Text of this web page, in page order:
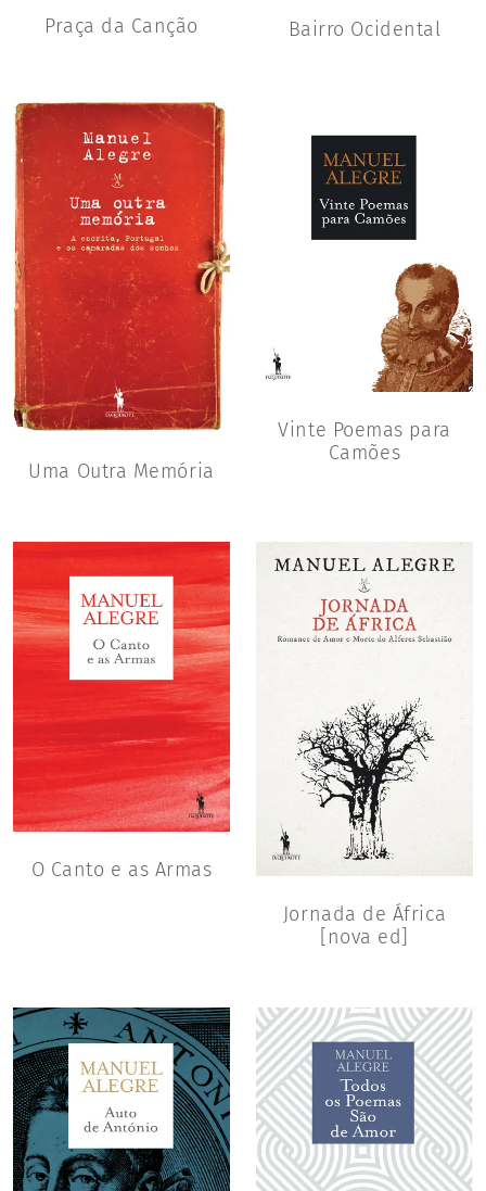
Praça da Canção Bairro Ocidental
Uma Outra Memória
Vinte Poemas para
Camões
O Canto e as Armas
Jornada de África
[nova ed]